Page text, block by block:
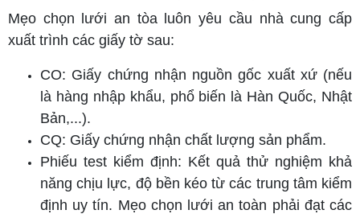
Mẹo chọn lưới an tòa luôn yêu cầu nhà cung cấp
xuất trình các giấy tờ sau:
CO: Giấy chứng nhận nguồn gốc xuất xứ (nếu
là hàng nhập khẩu, phổ biến là Hàn Quốc, Nhật
Bản,...).
CQ: Giấy chứng nhận chất lượng sản phẩm.
Phiếu test kiểm định: Kết quả thử nghiệm khả
năng chịu lực, độ bền kéo từ các trung tâm kiểm
định uy tín. Mẹo chọn lưới an toàn phải đạt các